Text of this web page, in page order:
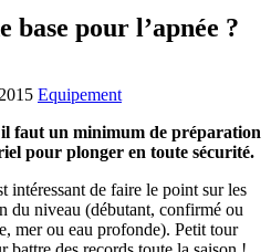
base pour l’apnée ?
Equipement
il faut un minimum de préparation
pour plonger en toute sécurité.
intéressant de faire le point sur les
du niveau (débutant, confirmé ou
mer ou eau profonde). Petit tour